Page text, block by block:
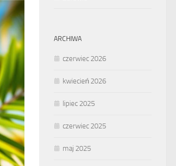
ARCHIWA
czerwiec 2026
kwiecień 2026
lipiec 2025
czerwiec 2025
maj 2025